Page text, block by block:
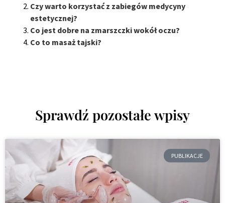
Czy warto korzystać z zabiegów medycyny
estetycznej?
Co jest dobre na zmarszczki wokół oczu?
Co to masaż tajski?
Sprawdź pozostałe wpisy
PUBLIKACJE